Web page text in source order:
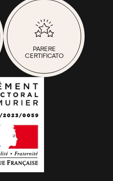
PARERE
CERTIFICATO